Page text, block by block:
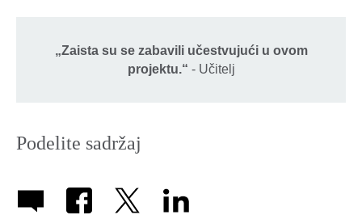
„Zaista su se zabavili učestvujući u ovom
projektu.“ - Učitelj
Podelite sadržaj